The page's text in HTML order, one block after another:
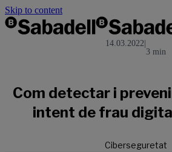
Skip to content
14.03.2022
3 min
Com detectar i
intent de frau
Ciberseguretat